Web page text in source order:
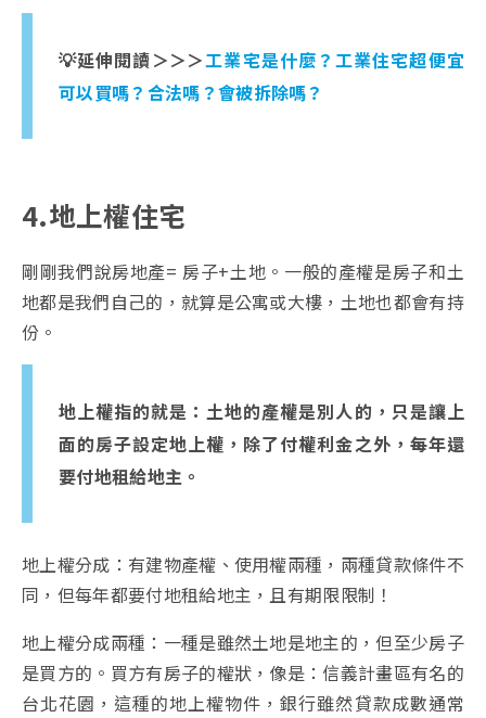
💡延伸閱讀＞＞＞工業宅是什麼？工業住宅超便宜
可以買嗎？合法嗎？會被拆除嗎？
4.地上權住宅
剛剛我們說房地產= 房子+土地。一般的產權是房子和土
地都是我們自己的，就算是公寓或大樓，土地也都會有持
份。
地上權指的就是：土地的產權是別人的，只是讓上
面的房子設定地上權，除了付權利金之外，每年還
要付地租給地主。
地上權分成：有建物產權、使用權兩種，兩種貸款條件不
同，但每年都要付地租給地主，且有期限限制！
地上權分成兩種：一種是雖然土地是地主的，但至少房子
是買方的。買方有房子的權狀，像是：信義計畫區有名的
台北花園，這種的地上權物件，銀行雖然貸款成數通常